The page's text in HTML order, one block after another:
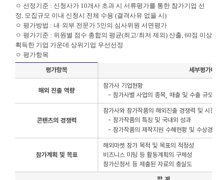
ㅇ 선정기준 : 신청사가 10개사 초과 시 서류평가를 통한 참가기업 선
정, 모집규모 이내 신청시 전체 수용 (결격사유 없을 시)
ㅇ 평가방법 : 내·외부 전문가 5인의 심사위원 서면평가
ㅇ 평가기준 : 위원별 점수 총합의 평균(최고/최저 제외) 산출, 60점 이상
획득한 기업 가운데 상위기업 우선선정
ㅇ 평가항목
평가항목 세부평가내
해외 진출 역량
참가사 기업현황
- 참가사별 사업의 종목, 매출 및 수출 규모 등
콘텐츠의 경쟁력
참가사와 참가작품의 해외진출 경쟁력 및 시장
- 참가작품의 특징 및 국내외 성과
- 참가작품의 제작지원 수혜현황 및 수상경력
참가계획 및 목표
해외마켓 참가 목적 및 목표의 적정성
비즈니스 미팅 등 활동계획의 구체성
참가신청서 등 제출된 자료의 충실도